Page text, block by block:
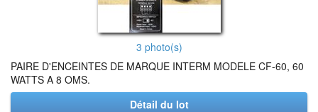
3 photo(s)
PAIRE D'ENCEINTES DE MARQUE INTERM MODELE CF-60, 60
WATTS A 8 OMS.
Détail du lot